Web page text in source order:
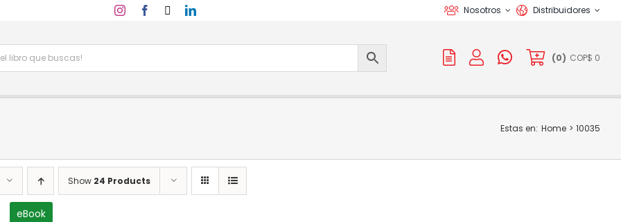
Nosotros Distribuidores
(0) COP$ 0
Estas en: Home 10035
Show 24 Products
eBook